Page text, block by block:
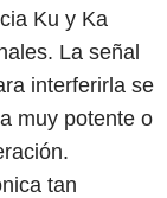
Ku y Ka
La señal
interferirla se
muy potente o
tan